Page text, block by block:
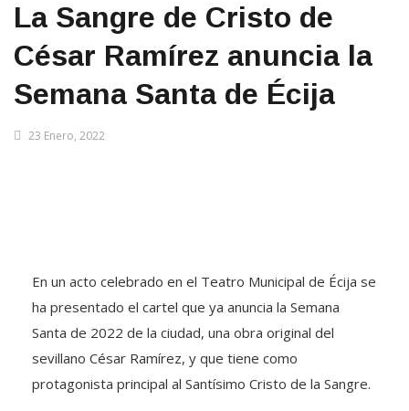
La Sangre de Cristo de
César Ramírez anuncia la
Semana Santa de Écija
23 Enero, 2022
En un acto celebrado en el Teatro Municipal de Écija se
ha presentado el cartel que ya anuncia la Semana
Santa de 2022 de la ciudad, una obra original del
sevillano César Ramírez, y que tiene como
protagonista principal al Santísimo Cristo de la Sangre.